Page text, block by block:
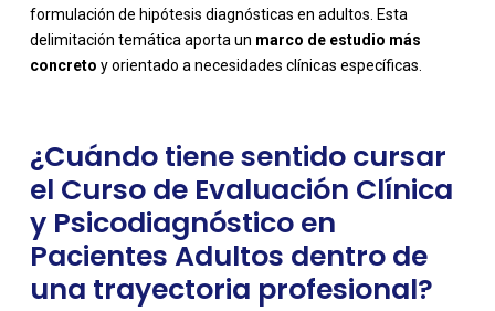
formulación de hipótesis diagnósticas en adultos. Esta
delimitación temática aporta un marco de estudio más
concreto y orientado a necesidades clínicas específicas.
¿Cuándo tiene sentido cursar
el Curso de Evaluación Clínica
y Psicodiagnóstico en
Pacientes Adultos dentro de
una trayectoria profesional?